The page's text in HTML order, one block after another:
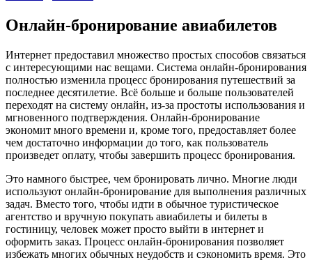
Онлайн-бронирование авиабилетов
Интернет предоставил множество простых способов связаться
с интересующими нас вещами. Система онлайн-бронирования
полностью изменила процесс бронирования путешествий за
последнее десятилетие. Всё больше и больше пользователей
переходят на систему онлайн, из-за простоты использования и
мгновенного подтверждения. Онлайн-бронирование
экономит много времени и, кроме того, предоставляет более
чем достаточно информации до того, как пользователь
произведет оплату, чтобы завершить процесс бронирования.
Это намного быстрее, чем бронировать лично. Многие люди
используют онлайн-бронирование для выполнения различных
задач. Вместо того, чтобы идти в обычное туристическое
агентство и вручную покупать авиабилеты и билеты в
гостиницу, человек может просто выйти в интернет и
оформить заказ. Процесс онлайн-бронирования позволяет
избежать многих обычных неудобств и сэкономить время. Это